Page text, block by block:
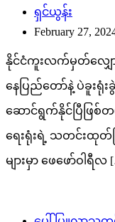
ရှင်ယွန်း
February 27,
နိုင်ငံကူးလက်မှတ်လျှော
နေပြည်တော်နဲ့ ပဲခူးရုံးခွဲ
ဆောင်ရွက်နိုင်ပြီဖြ
ရေးရုံးရဲ့ သတင်းထုတ်
များမှာ ဖေဖော်ဝါရီလ